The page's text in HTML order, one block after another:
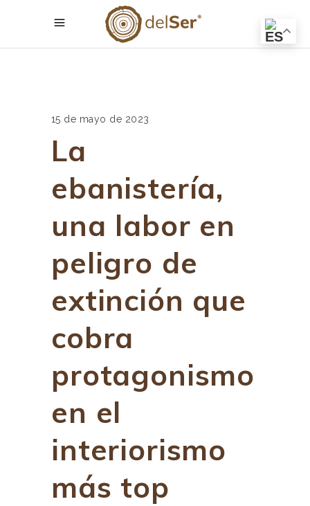
15 de mayo de 2023
La
ebanistería,
una labor en
peligro de
extinción que
cobra
protagonismo
en el
interiorismo
más top